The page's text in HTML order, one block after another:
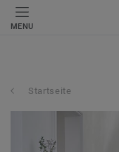
MENU
Startseite